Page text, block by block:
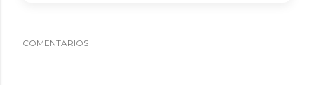
COMENTARIOS